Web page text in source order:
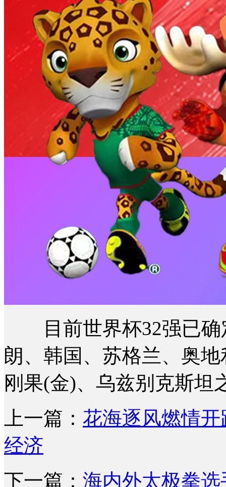
目前世界杯32强已确
朗、韩国、苏格兰、奥
刚果(金)、乌兹别克斯坦
上一篇： 花海逐风燃情
经济
下一篇： 海内外太极拳